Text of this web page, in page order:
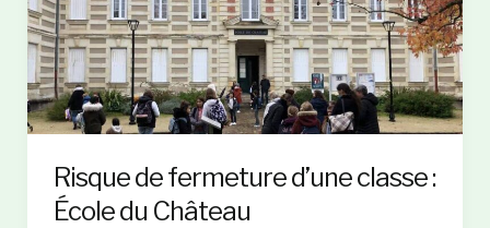
Risque de fermeture d’une classe :
École du Château